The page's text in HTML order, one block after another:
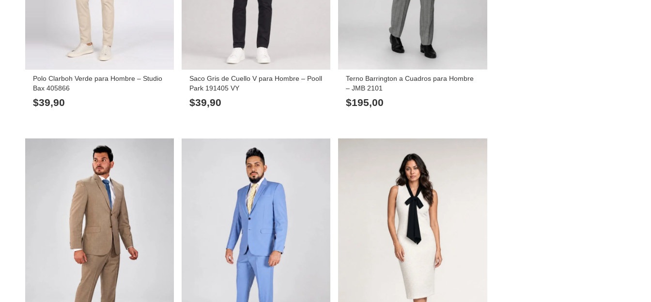
Polo Clarboh Verde para Hombre – Studio
Bax 405866
$39,90
Saco Gris de Cuello V para Hombre – Pooll
Park 191405 VY
$39,90
Terno Barrington a Cuadros para Hombre
– JMB 2101
$195,00